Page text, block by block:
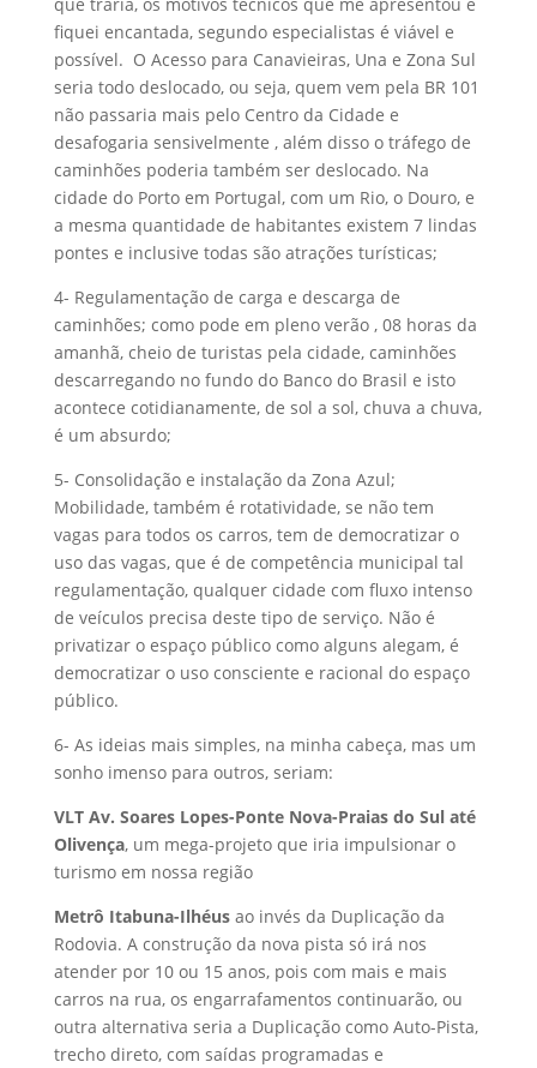
fiquei encantada, segundo especialistas é viável e
possível. O Acesso para Canavieiras, Una e Zona Sul
seria todo deslocado, ou seja, quem vem pela BR 101
não passaria mais pelo Centro da Cidade e
desafogaria sensivelmente , além disso o tráfego de
caminhões poderia também ser deslocado. Na
cidade do Porto em Portugal, com um Rio, o Douro, e
a mesma quantidade de habitantes existem 7 lindas
pontes e inclusive todas são atrações turísticas;
4- Regulamentação de carga e descarga de
caminhões; como pode em pleno verão , 08 horas da
amanhã, cheio de turistas pela cidade, caminhões
descarregando no fundo do Banco do Brasil e isto
acontece cotidianamente, de sol a sol, chuva a chuva,
é um absurdo;
5- Consolidação e instalação da Zona Azul;
Mobilidade, também é rotatividade, se não tem
vagas para todos os carros, tem de democratizar o
uso das vagas, que é de competência municipal tal
regulamentação, qualquer cidade com fluxo intenso
de veículos precisa deste tipo de serviço. Não é
privatizar o espaço público como alguns alegam, é
democratizar o uso consciente e racional do espaço
público.
6- As ideias mais simples, na minha cabeça, mas um
sonho imenso para outros, seriam:
VLT Av. Soares Lopes-Ponte Nova-Praias do Sul até
Olivença, um mega-projeto que iria impulsionar o
turismo em nossa região
Metrô Itabuna-Ilhéusao invés da Duplicação da
Rodovia. A construção da nova pista só irá nos
atender por 10 ou 15 anos, pois com mais e mais
carros na rua, os engarrafamentos continuarão, ou
outra alternativa seria a Duplicação como Auto-Pista,
trecho direto, com saídas programadas e